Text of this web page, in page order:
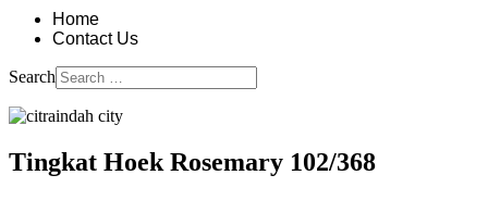
Home
Contact Us
Search
Tingkat Hoek Rosemary 102/368